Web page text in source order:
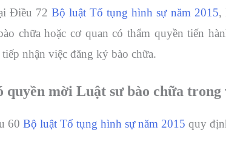
Điều 72Bộ luật Tố tụng hình sự năm 2015,
chữa hoặc cơ quan có thẩm quyền tiến
nhận việc đăng ký bào chữa.
quyền mời Luật sư bào chữa
60 Bộ luật Tố tụng hình sự năm 2015 quy